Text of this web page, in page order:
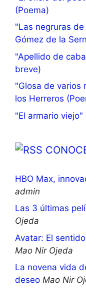
(Poema)
"Las negruras
Gómez de la
"Apellido de
breve)
"Glosa de varios
los Herreros
"El armario
HBO Max,
admin
Las 3 últimas
Ojeda
Avatar: El
Mao Nir Ojeda
La novena vida
deseo Mao Nir